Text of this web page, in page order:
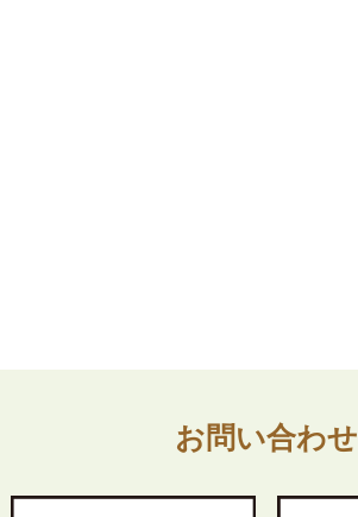
お問い合わせ